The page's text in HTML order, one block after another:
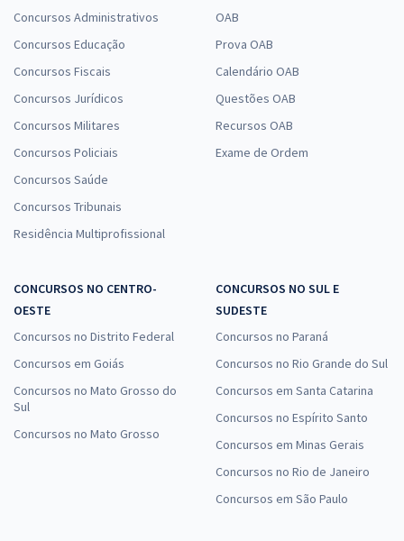
Concursos Administrativos
Concursos Educação
Concursos Fiscais
Concursos Jurídicos
Concursos Militares
Concursos Policiais
Concursos Saúde
Concursos Tribunais
Residência Multiprofissional
OAB
Prova OAB
Calendário OAB
Questões OAB
Recursos OAB
Exame de Ordem
CONCURSOS NO CENTRO-
OESTE
Concursos no Distrito Federal
Concursos em Goiás
Concursos no Mato Grosso do
Sul
Concursos no Mato Grosso
CONCURSOS NO SUL E
SUDESTE
Concursos no Paraná
Concursos no Rio Grande do Sul
Concursos em Santa Catarina
Concursos no Espírito Santo
Concursos em Minas Gerais
Concursos no Rio de Janeiro
Concursos em São Paulo